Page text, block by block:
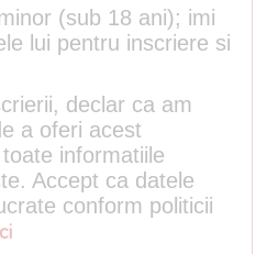
(sub 18 ani); imi
lui pentru inscriere si
declar ca am
a oferi acest
informatiile
Accept ca datele
conform politicii